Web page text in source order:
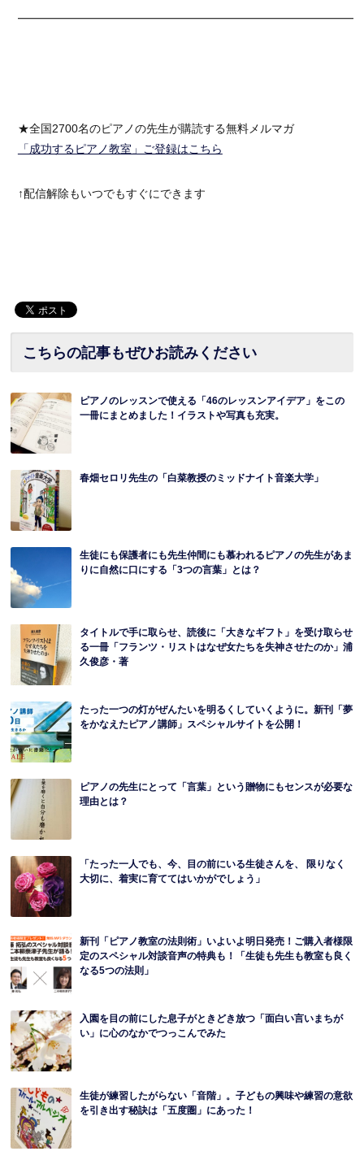
★全国2700名のピアノの先生が購読する無料メルマガ
「成功するピアノ教室」ご登録はこちら
↑配信解除もいつでもすぐにできます
こちらの記事もぜひお読みください
ピアノのレッスンで使える「46のレッスンアイデア」をこの
一冊にまとめました！イラストや写真も充実。
春畑セロリ先生の「白菜教授のミッドナイト音楽大学」
生徒にも保護者にも先生仲間にも慕われるピアノの先生があま
りに自然に口にする「3つの言葉」とは？
タイトルで手に取らせ、読後に「大きなギフト」を受け取らせ
る一冊「フランツ・リストはなぜ女たちを失神させたのか」浦
久俊彦・著
たった一つの灯がぜんたいを明るくしていくように。新刊「夢
をかなえたピアノ講師」スペシャルサイトを公開！
ピアノの先生にとって「言葉」という贈物にもセンスが必要な
理由とは？
「たった一人でも、今、目の前にいる生徒さんを、 限りなく
大切に、着実に育ててはいかがでしょう」
新刊「ピアノ教室の法則術」いよいよ明日発売！ご購入者様限
定のスペシャル対談音声の特典も！「生徒も先生も教室も良く
なる5つの法則」
入園を目の前にした息子がときどき放つ「面白い言いまちが
い」に心のなかでつっこんでみた
生徒が練習したがらない「音階」。子どもの興味や練習の意欲
を引き出す秘訣は「五度圏」にあった！